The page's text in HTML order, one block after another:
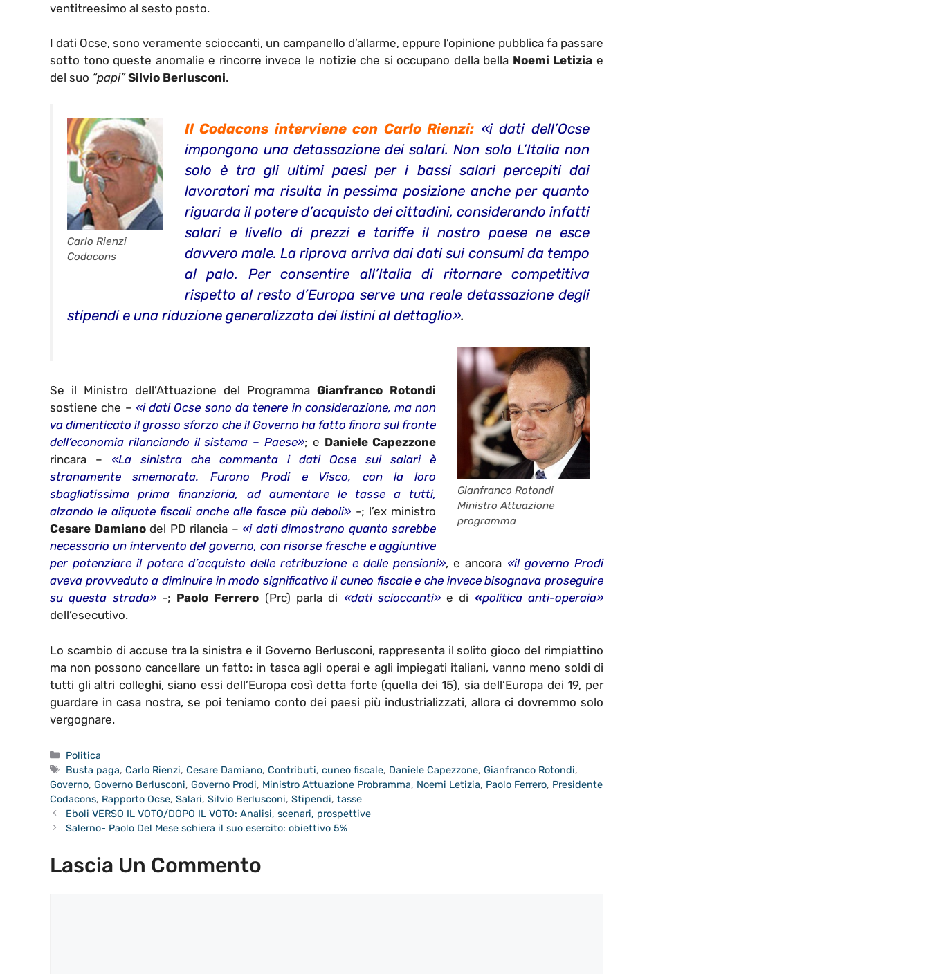
ventitreesimo al sesto posto.
I dati Ocse, sono veramente scioccanti, un campanello d’allarme, eppure l’opinione pubblica fa passare
sotto tono queste anomalie e rincorre invece le notizie che si occupano della bella Noemi Letizia e
del suo “papi” Silvio Berlusconi.
Carlo Rienzi
Codacons
Il Codacons interviene con Carlo Rienzi: «i dati dell’Ocse
impongono una detassazione dei salari. Non solo L’Italia non
solo è tra gli ultimi paesi per i bassi salari percepiti dai
lavoratori ma risulta in pessima posizione anche per quanto
riguarda il potere d’acquisto dei cittadini, considerando infatti
salari e livello di prezzi e tariffe il nostro paese ne esce
davvero male. La riprova arriva dai dati sui consumi da tempo
al palo. Per consentire all’Italia di ritornare competitiva
rispetto al resto d’Europa serve una reale detassazione degli
stipendi e una riduzione generalizzata dei listini al dettaglio».
Gianfranco Rotondi
Ministro Attuazione
programma
Se il Ministro dell’Attuazione del ProgrammaGianfranco Rotondi
sostiene che – «i dati Ocse sono da tenere in considerazione, ma non
va dimenticato il grosso sforzo che il Governo ha fatto finora sul fronte
dell’economia rilanciando il sistema – Paese»; e Daniele Capezzone
rincara – «La sinistra che commenta i dati Ocse sui salari è
stranamente smemorata. Furono Prodi e Visco, con la loro
sbagliatissima prima finanziaria, ad aumentare le tasse a tutti,
alzando le aliquote fiscali anche alle fasce più deboli» -; l’ex ministro
Cesare Damianodel PD rilancia – «i dati dimostrano quanto sarebbe
necessario un intervento del governo, con risorse fresche e aggiuntive
per potenziare il potere d’acquisto delle retribuzione e delle pensioni», e ancora «il governo Prodi
aveva provveduto a diminuire in modo significativo il cuneo fiscale e che invece bisognava proseguire
su questa strada»-; Paolo Ferrero (Prc) parla di «dati scioccanti»e di «politica anti-operaia»
dell’esecutivo.
Lo scambio di accuse tra la sinistra e il Governo Berlusconi, rappresenta il solito gioco del rimpiattino
ma non possono cancellare un fatto: in tasca agli operai e agli impiegati italiani, vanno meno soldi di
tutti gli altri colleghi, siano essi dell’Europa così detta forte (quella dei 15), sia dell’Europa dei 19, per
guardare in casa nostra, se poi teniamo conto dei paesi più industrializzati, allora ci dovremmo solo
vergognare.
Categorie
Politica
Tag
Busta paga,Carlo Rienzi,Cesare Damiano,Contributi,cuneo fiscale, Daniele Capezzone,Gianfranco Rotondi,
Governo, Governo Berlusconi, Governo Prodi, Ministro Attuazione Probramma, Noemi Letizia, Paolo Ferrero, Presidente
Codacons, Rapporto Ocse, Salari, Silvio Berlusconi, Stipendi, tasse
Eboli VERSO IL VOTO/DOPO IL VOTO: Analisi, scenari, prospettive
Salerno- Paolo Del Mese schiera il suo esercito: obiettivo 5%
Lascia Un Commento